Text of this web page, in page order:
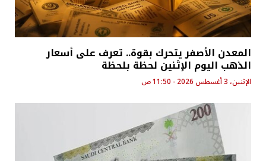
المعدن الأصفر يتحرك بقوة.. تعرف على أسعار
الذهب اليوم الإثنين لحظة بلحظة
الإثنين، 3 أغسطس 2026 - 11:50 ص